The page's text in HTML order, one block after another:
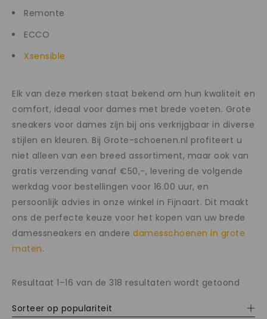
Remonte
ECCO
Xsensible
Elk van deze merken staat bekend om hun kwaliteit en
comfort, ideaal voor dames met brede voeten. Grote
sneakers voor dames zijn bij ons verkrijgbaar in diverse
stijlen en kleuren. Bij Grote-schoenen.nl profiteert u
niet alleen van een breed assortiment, maar ook van
gratis verzending vanaf €50,-, levering de volgende
werkdag voor bestellingen voor 16.00 uur, en
persoonlijk advies in onze winkel in Fijnaart. Dit maakt
ons de perfecte keuze voor het kopen van uw brede
damessneakers en andere damesschoenen in grote
maten.
Resultaat 1–16 van de 318 resultaten wordt getoond
Sorteer op populariteit